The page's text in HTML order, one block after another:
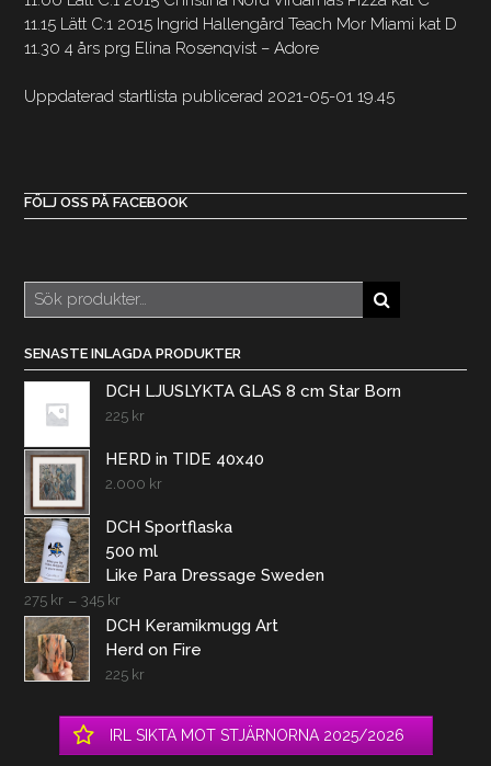
11.15 Lätt C:1 2015 Ingrid Hallengård Teach Mor Miami kat D
11.30 4 års prg Elina Rosenqvist – Adore
Uppdaterad startlista publicerad 2021-05-01 19.45
FÖLJ OSS PÅ FACEBOOK
Sök
efter:
SENASTE INLAGDA PRODUKTER
DCH LJUSLYKTA GLAS 8 cm Star Born
225 kr
HERD in TIDE 40x40
2.000 kr
DCH Sportflaska
500 ml
Like Para Dressage Sweden
275 kr – 345 kr
DCH Keramikmugg Art
Herd on Fire
225 kr
IRL SIKTA MOT STJÄRNORNA 2025/2026